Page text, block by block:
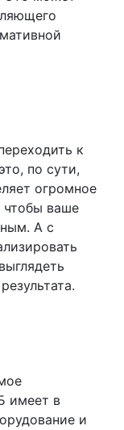
к
по сути,
огромное
чтобы ваше
А с
имеет в
и